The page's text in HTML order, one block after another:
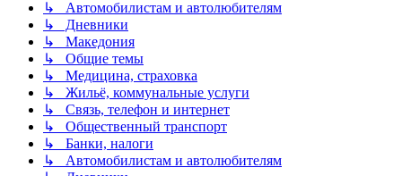
↳ Автомобилистам и автолюбителям
↳ Дневники
↳ Македония
↳ Общие темы
↳ Медицина, страховка
↳ Жильё, коммунальные услуги
↳ Связь, телефон и интернет
↳ Общественный транспорт
↳ Банки, налоги
↳ Автомобилистам и автолюбителям